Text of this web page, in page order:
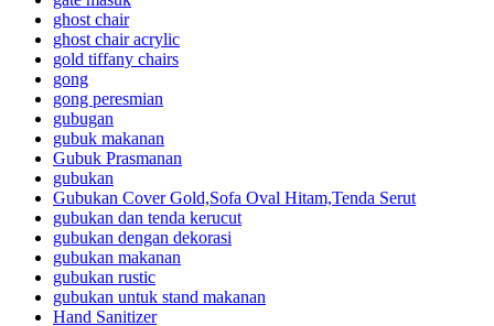
ghost chair
ghost chair acrylic
gold tiffany chairs
gong
gong peresmian
gubugan
gubuk makanan
Gubuk Prasmanan
gubukan
Gubukan Cover Gold,Sofa Oval Hitam,Tenda Serut
gubukan dan tenda kerucut
gubukan dengan dekorasi
gubukan makanan
gubukan rustic
gubukan untuk stand makanan
Hand Sanitizer